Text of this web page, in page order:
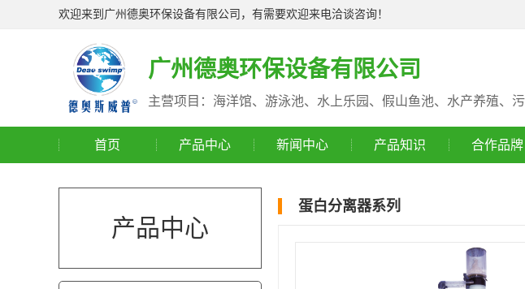
欢迎来到广州德奥环保设备有限公司，有需要欢迎来电洽谈咨询！
广州德奥环保设备有限公司
主营项目：海洋馆、游泳池、水上乐园、假山鱼池、水产养殖、
首页 产品中心 新闻中心 产品知识 合作品牌
产品中心
蛋白分离器系列